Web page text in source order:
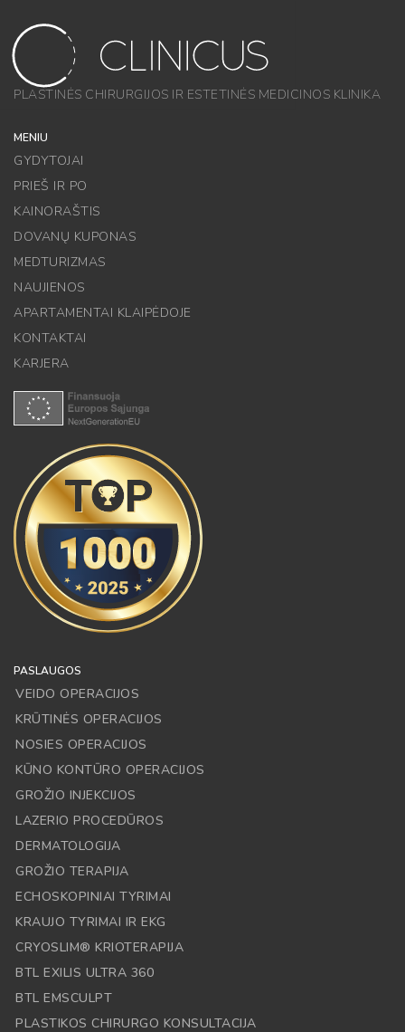
PLASTINĖS CHIRURGIJOS IR ESTETINĖS MEDICINOS KLINIKA
MENIU
GYDYTOJAI
PRIEŠ IR PO
KAINORAŠTIS
DOVANŲ KUPONAS
MEDTURIZMAS
NAUJIENOS
APARTAMENTAI KLAIPĖDOJE
KONTAKTAI
KARJERA
PASLAUGOS
VEIDO OPERACIJOS
KRŪTINĖS OPERACIJOS
NOSIES OPERACIJOS
KŪNO KONTŪRO OPERACIJOS
GROŽIO INJEKCIJOS
LAZERIO PROCEDŪROS
DERMATOLOGIJA
GROŽIO TERAPIJA
ECHOSKOPINIAI TYRIMAI
KRAUJO TYRIMAI IR EKG
CRYOSLIM® KRIOTERAPIJA
BTL EXILIS ULTRA 360
BTL EMSCULPT
PLASTIKOS CHIRURGO KONSULTACIJA